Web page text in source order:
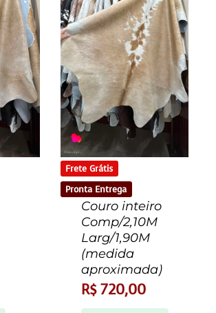
Frete Grátis
Pronta Entrega
Couro inteiro
Comp/2,10M
Larg/1,90M
(medida
aproximada)
R$720,00